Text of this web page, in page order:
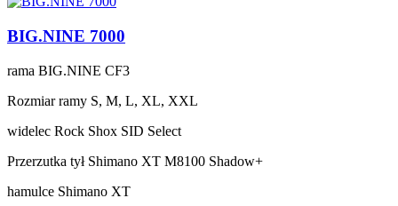
BIG.NINE 7000
rama BIG.NINE CF3
Rozmiar ramy S, M, L, XL, XXL
widelec Rock Shox SID Select
Przerzutka tył Shimano XT M8100 Shadow+
hamulce Shimano XT